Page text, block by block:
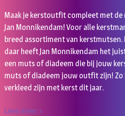
Onze winkel
Klantenservice
Inloggen
Maak je kerstoutfit compleet met de
Jan Monnikendam! Voor alle
breed assortiment van kerstmutsen.
daar heeft Jan Monnikendam het
een muts of diadeem die bij jouw
muts of diadeem jouw outfit zijn!
verkleed zijn met kerst dit jaar.
Lees meer >